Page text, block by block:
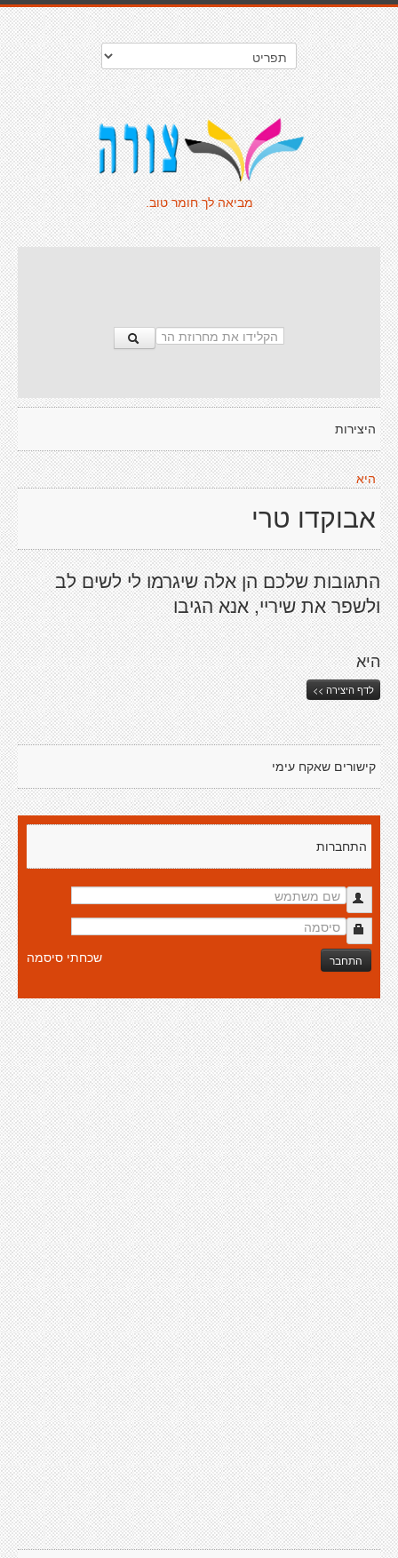
מביאה לך חומר טוב.
היצירות
היא
אבוקדו טרי
התגובות שלכם הן אלה שיגרמו לי לשים לב
ולשפר את שיריי, אנא הגיבו
היא
לדף היצירה >>
קישורים שאקח עימי
התחברות
התחבר שכחתי סיסמה